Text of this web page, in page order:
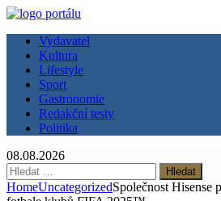
Vydavatel
Kultura
Lifestyle
Sport
Gastronomie
Redakční testy
Politika
08.08.2026
Vyhledávání
HomeUncategorizedSpolečnost Hisense